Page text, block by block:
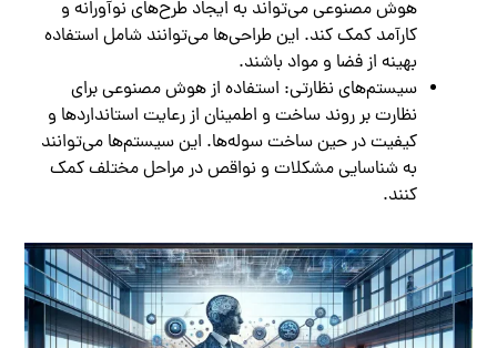
هوش مصنوعی می‌تواند به ایجاد طرح‌های نوآورانه و
کارآمد کمک کند. این طراحی‌ها می‌توانند شامل استفاده
بهینه از فضا و مواد باشند.
سیستم‌های نظارتی: استفاده از هوش مصنوعی برای
نظارت بر روند ساخت و اطمینان از رعایت استانداردها و
کیفیت در حین ساخت سوله‌ها. این سیستم‌ها می‌توانند
به شناسایی مشکلات و نواقص در مراحل مختلف کمک
کنند.